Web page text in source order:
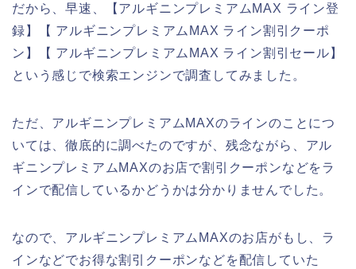
だから、早速、【アルギニンプレミアムMAX ライン登
録】【 アルギニンプレミアムMAX ライン割引クーポ
ン】【 アルギニンプレミアムMAX ライン割引セール】
という感じで検索エンジンで調査してみました。
ただ、アルギニンプレミアムMAXのラインのことにつ
いては、徹底的に調べたのですが、残念ながら、アル
ギニンプレミアムMAXのお店で割引クーポンなどをラ
インで配信しているかどうかは分かりませんでした。
なので、アルギニンプレミアムMAXのお店がもし、ラ
インなどでお得な割引クーポンなどを配信していた